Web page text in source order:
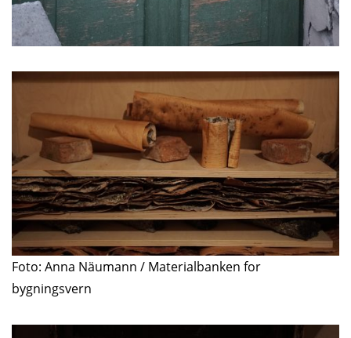
Foto: Anna Näumann / Materialbanken for
bygningsvern